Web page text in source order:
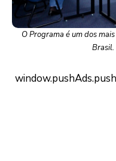
O Programa é um dos
Brasil.